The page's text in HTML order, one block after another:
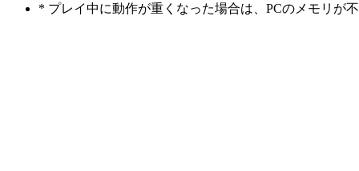
* プレイ中に動作が重くなった場合は、PCのメモリが